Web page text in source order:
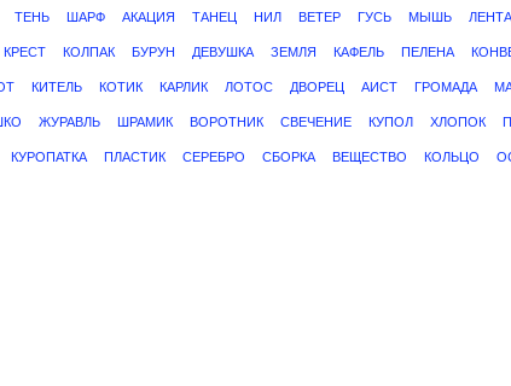
ТЕНЬ ШАРФ АКАЦИЯ ТАНЕЦ НИЛ ВЕТЕР ГУСЬ МЫШЬ ЛЕНТА
КРЕСТ КОЛПАК БУРУН ДЕВУШКА ЗЕМЛЯ КАФЕЛЬ ПЕЛЕНА
КИТЕЛЬ КОТИК КАРЛИК ЛОТОС ДВОРЕЦ АИСТ ГРОМАДА
ЖУРАВЛЬ ШРАМИК ВОРОТНИК СВЕЧЕНИЕ КУПОЛ ХЛОПОК
КУРОПАТКА ПЛАСТИК СЕРЕБРО СБОРКА ВЕЩЕСТВО КОЛЬЦО